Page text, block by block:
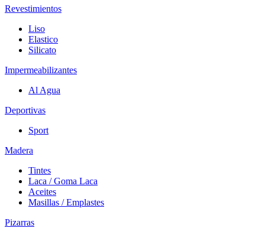
Revestimientos
Liso
Elastico
Silicato
Impermeabilizantes
Al Agua
Deportivas
Sport
Madera
Tintes
Laca / Goma Laca
Aceites
Masillas / Emplastes
Pizarras